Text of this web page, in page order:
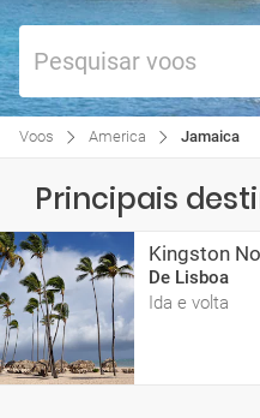
Pesquisar voos
Voos America Jamaica
Principais
Kingston
De Lisboa
Ida e volta